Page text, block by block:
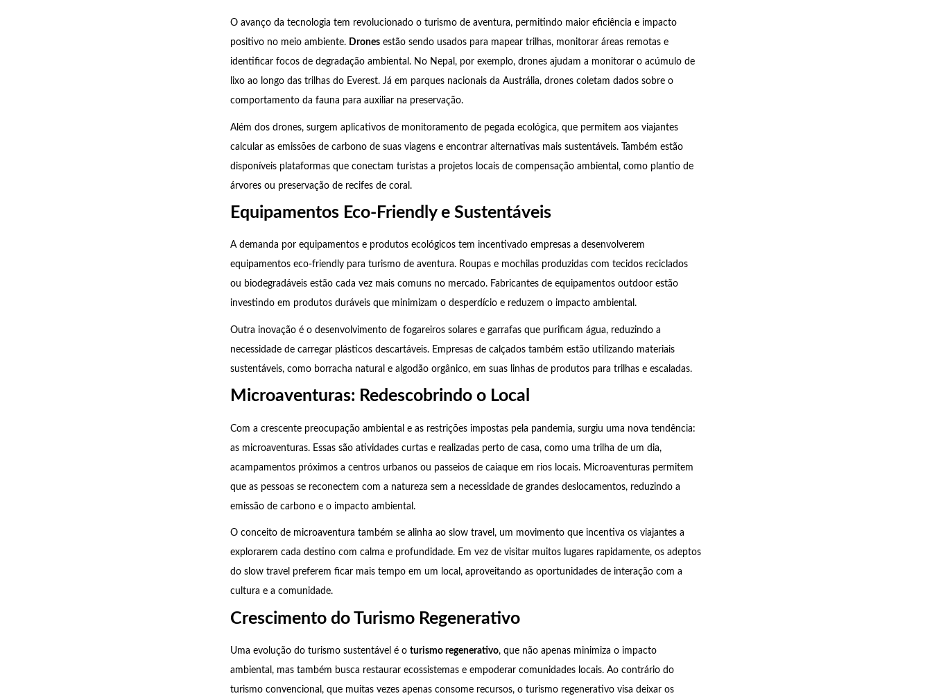
O avanço da tecnologia tem revolucionado o turismo de aventura, permitindo maior eficiência e impacto
positivo no meio ambiente. Drones estão sendo usados para mapear trilhas, monitorar áreas remotas e
identificar focos de degradação ambiental. No Nepal, por exemplo, drones ajudam a monitorar o acúmulo de
lixo ao longo das trilhas do Everest. Já em parques nacionais da Austrália, drones coletam dados sobre o
comportamento da fauna para auxiliar na preservação.
Além dos drones, surgem aplicativos de monitoramento de pegada ecológica, que permitem aos viajantes
calcular as emissões de carbono de suas viagens e encontrar alternativas mais sustentáveis. Também estão
disponíveis plataformas que conectam turistas a projetos locais de compensação ambiental, como plantio de
árvores ou preservação de recifes de coral.
Equipamentos Eco-Friendly e Sustentáveis
A demanda por equipamentos e produtos ecológicos tem incentivado empresas a desenvolverem
equipamentos eco-friendly para turismo de aventura. Roupas e mochilas produzidas com tecidos reciclados
ou biodegradáveis estão cada vez mais comuns no mercado. Fabricantes de equipamentos outdoor estão
investindo em produtos duráveis que minimizam o desperdício e reduzem o impacto ambiental.
Outra inovação é o desenvolvimento de fogareiros solares e garrafas que purificam água, reduzindo a
necessidade de carregar plásticos descartáveis. Empresas de calçados também estão utilizando materiais
sustentáveis, como borracha natural e algodão orgânico, em suas linhas de produtos para trilhas e escaladas.
Microaventuras: Redescobrindo o Local
Com a crescente preocupação ambiental e as restrições impostas pela pandemia, surgiu uma nova tendência:
as microaventuras. Essas são atividades curtas e realizadas perto de casa, como uma trilha de um dia,
acampamentos próximos a centros urbanos ou passeios de caiaque em rios locais. Microaventuras permitem
que as pessoas se reconectem com a natureza sem a necessidade de grandes deslocamentos, reduzindo a
emissão de carbono e o impacto ambiental.
O conceito de microaventura também se alinha ao slow travel, um movimento que incentiva os viajantes a
explorarem cada destino com calma e profundidade. Em vez de visitar muitos lugares rapidamente, os adeptos
do slow travel preferem ficar mais tempo em um local, aproveitando as oportunidades de interação com a
cultura e a comunidade.
Crescimento do Turismo Regenerativo
Uma evolução do turismo sustentável é oturismo regenerativo, que não apenas minimiza o impacto
ambiental, mas também busca restaurar ecossistemas e empoderar comunidades locais. Ao contrário do
turismo convencional, que muitas vezes apenas consome recursos, o turismo regenerativo visa deixar os